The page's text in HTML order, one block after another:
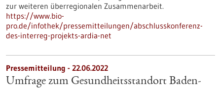
zur weiteren überregionalen Zusammenarbeit.
https://www.bio-
pro.de/infothek/pressemitteilungen/abschlusskonferenz-
des-interreg-projekts-ardia-net
Pressemitteilung - 22.06.2022
Umfrage zum Gesundheitsstandort Baden-